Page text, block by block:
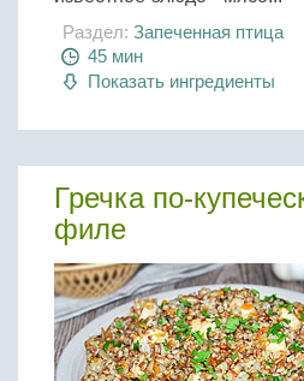
Раздел: Запеченная птица
45 мин
Показать ингредиенты
Гречка по-
филе